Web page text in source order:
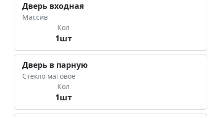
Дверь входная
Массив
Кол
1шт
Дверь в парную
Стекло матовое
Кол
1шт